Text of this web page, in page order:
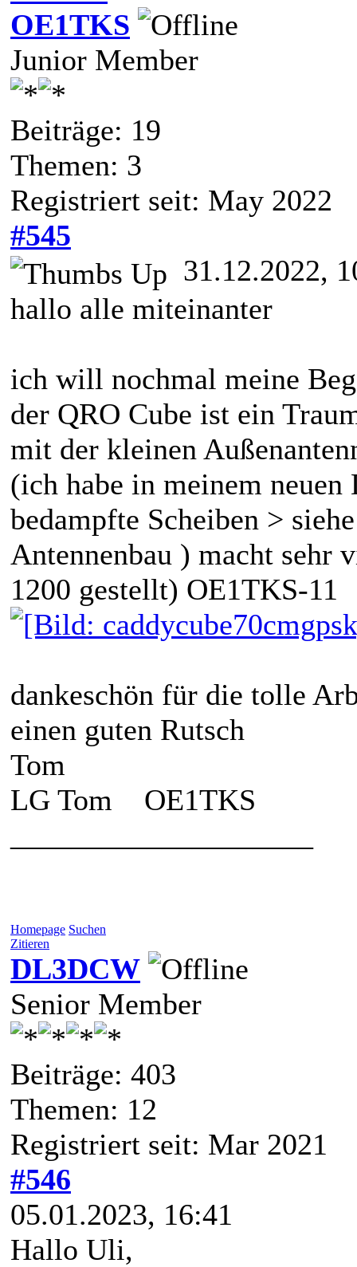
OE1TKS
Junior Member
Beiträge: 19
Themen: 3
Registriert seit: May 2022
#545
31.12.2022,
hallo alle miteinanter
ich will nochmal meine
der QRO Cube ist ein
mit der kleinen
(ich habe in meinem
bedampfte Scheiben >
Antennenbau ) macht sehr
1200 gestellt) OE1TKS-11
dankeschön für die tolle
einen guten Rutsch
Tom
LG Tom OE1TKS
Homepage Suchen
Zitieren
DL3DCW
Senior Member
Beiträge: 403
Themen: 12
Registriert seit: Mar 2021
#546
05.01.2023, 16:41
Hallo Uli,